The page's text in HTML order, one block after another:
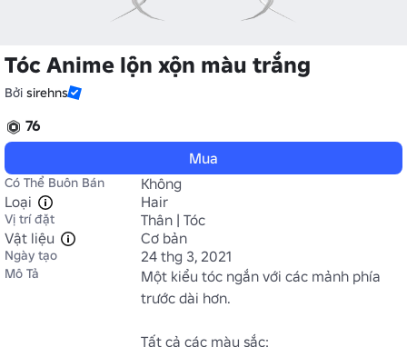
Tóc Anime lộn xộn màu trắng
Bởi sirehns
76
Mua
Có Thể Buôn Bán
Không
Loại
Hair
Vị trí đặt
Thân | Tóc
Vật liệu
Cơ bản
Ngày tạo 24 thg 3, 2021
Mô Tả
Một kiểu tóc ngắn với các mảnh phía
trước dài hơn.